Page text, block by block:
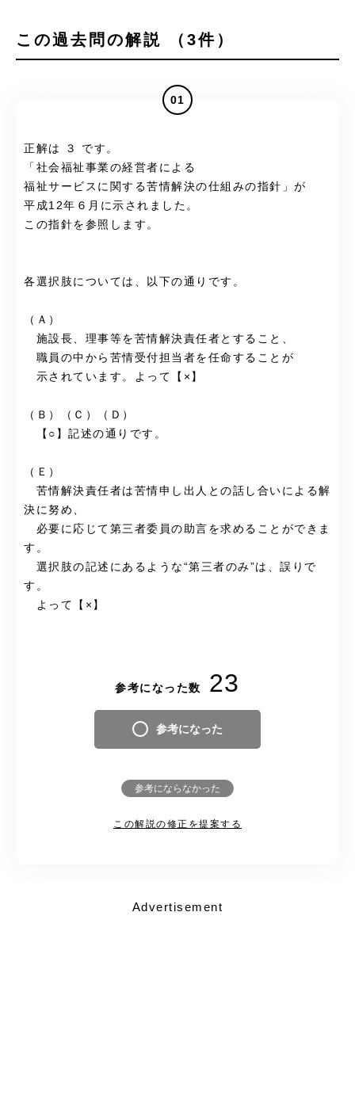
この過去問の解説 （3件）
01
正解は ３ です。
「社会福祉事業の経営者による
福祉サービスに関する苦情解決の仕組みの指針」が
平成12年６月に示されました。
この指針を参照します。
各選択肢については、以下の通りです。
（Ａ）
施設長、理事等を苦情解決責任者とすること、
職員の中から苦情受付担当者を任命することが
示されています。よって【×】
（Ｂ）（Ｃ）（Ｄ）
【○】記述の通りです。
（Ｅ）
苦情解決責任者は苦情申し出人との話し合いによる解
決に努め、
必要に応じて第三者委員の助言を求めることができま
す。
選択肢の記述にあるような“第三者のみ”は、誤りで
す。
よって【×】
参考になった数 23
参考になった
参考にならなかった
この解説の修正を提案する
Advertisement